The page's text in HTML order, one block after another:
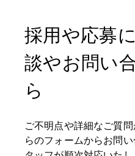
採用や応募
談やお問い
ら
ご不明点や詳細なご質
らのフォームからお問